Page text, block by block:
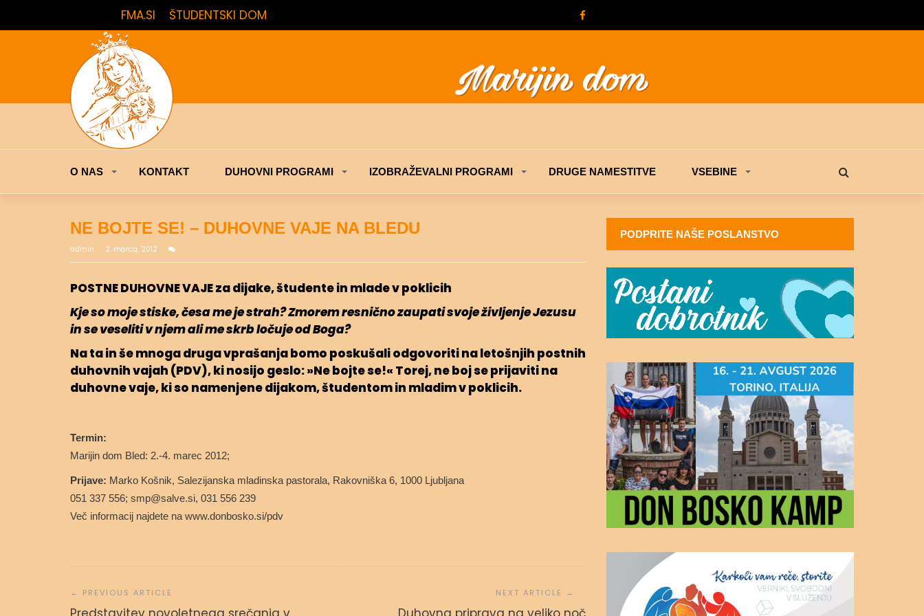
FMA.SI ŠTUDENTSKI DOM
O NAS KONTAKT DUHOVNI PROGRAMI IZOBRAŽEVALNI PROGRAMI DRUGE NAMESTITVE VSEBINE
NE BOJTE SE! – DUHOVNE VAJE NA BLEDU
admin 2. marca, 2012
POSTNE DUHOVNE VAJE za dijake, študente in mlade v poklicih
Kje so moje stiske, česa me je strah? Zmorem resnično zaupati svoje življenje Jezusu
in se veseliti v njem ali me skrb ločuje od Boga?
Na ta in še mnoga druga vprašanja bomo poskušali odgovoriti na letošnjih postnih
duhovnih vajah (PDV), ki nosijo geslo: »Ne bojte se!« Torej, ne boj se prijaviti na
duhovne vaje, ki so namenjenedijakom, študentom in mladim v poklicih.
Termin:
Marijin dom Bled: 2.-4. marec 2012;
Prijave: Marko Košnik, Salezijanska mladinska pastorala, Rakovniška 6, 1000 Ljubljana
051 337 556; smp@salve.si, 031 556 239
Več informacij najdete na www.donbosko.si/pdv
prispevka
PODPRITE NAŠE POSLANSTVO